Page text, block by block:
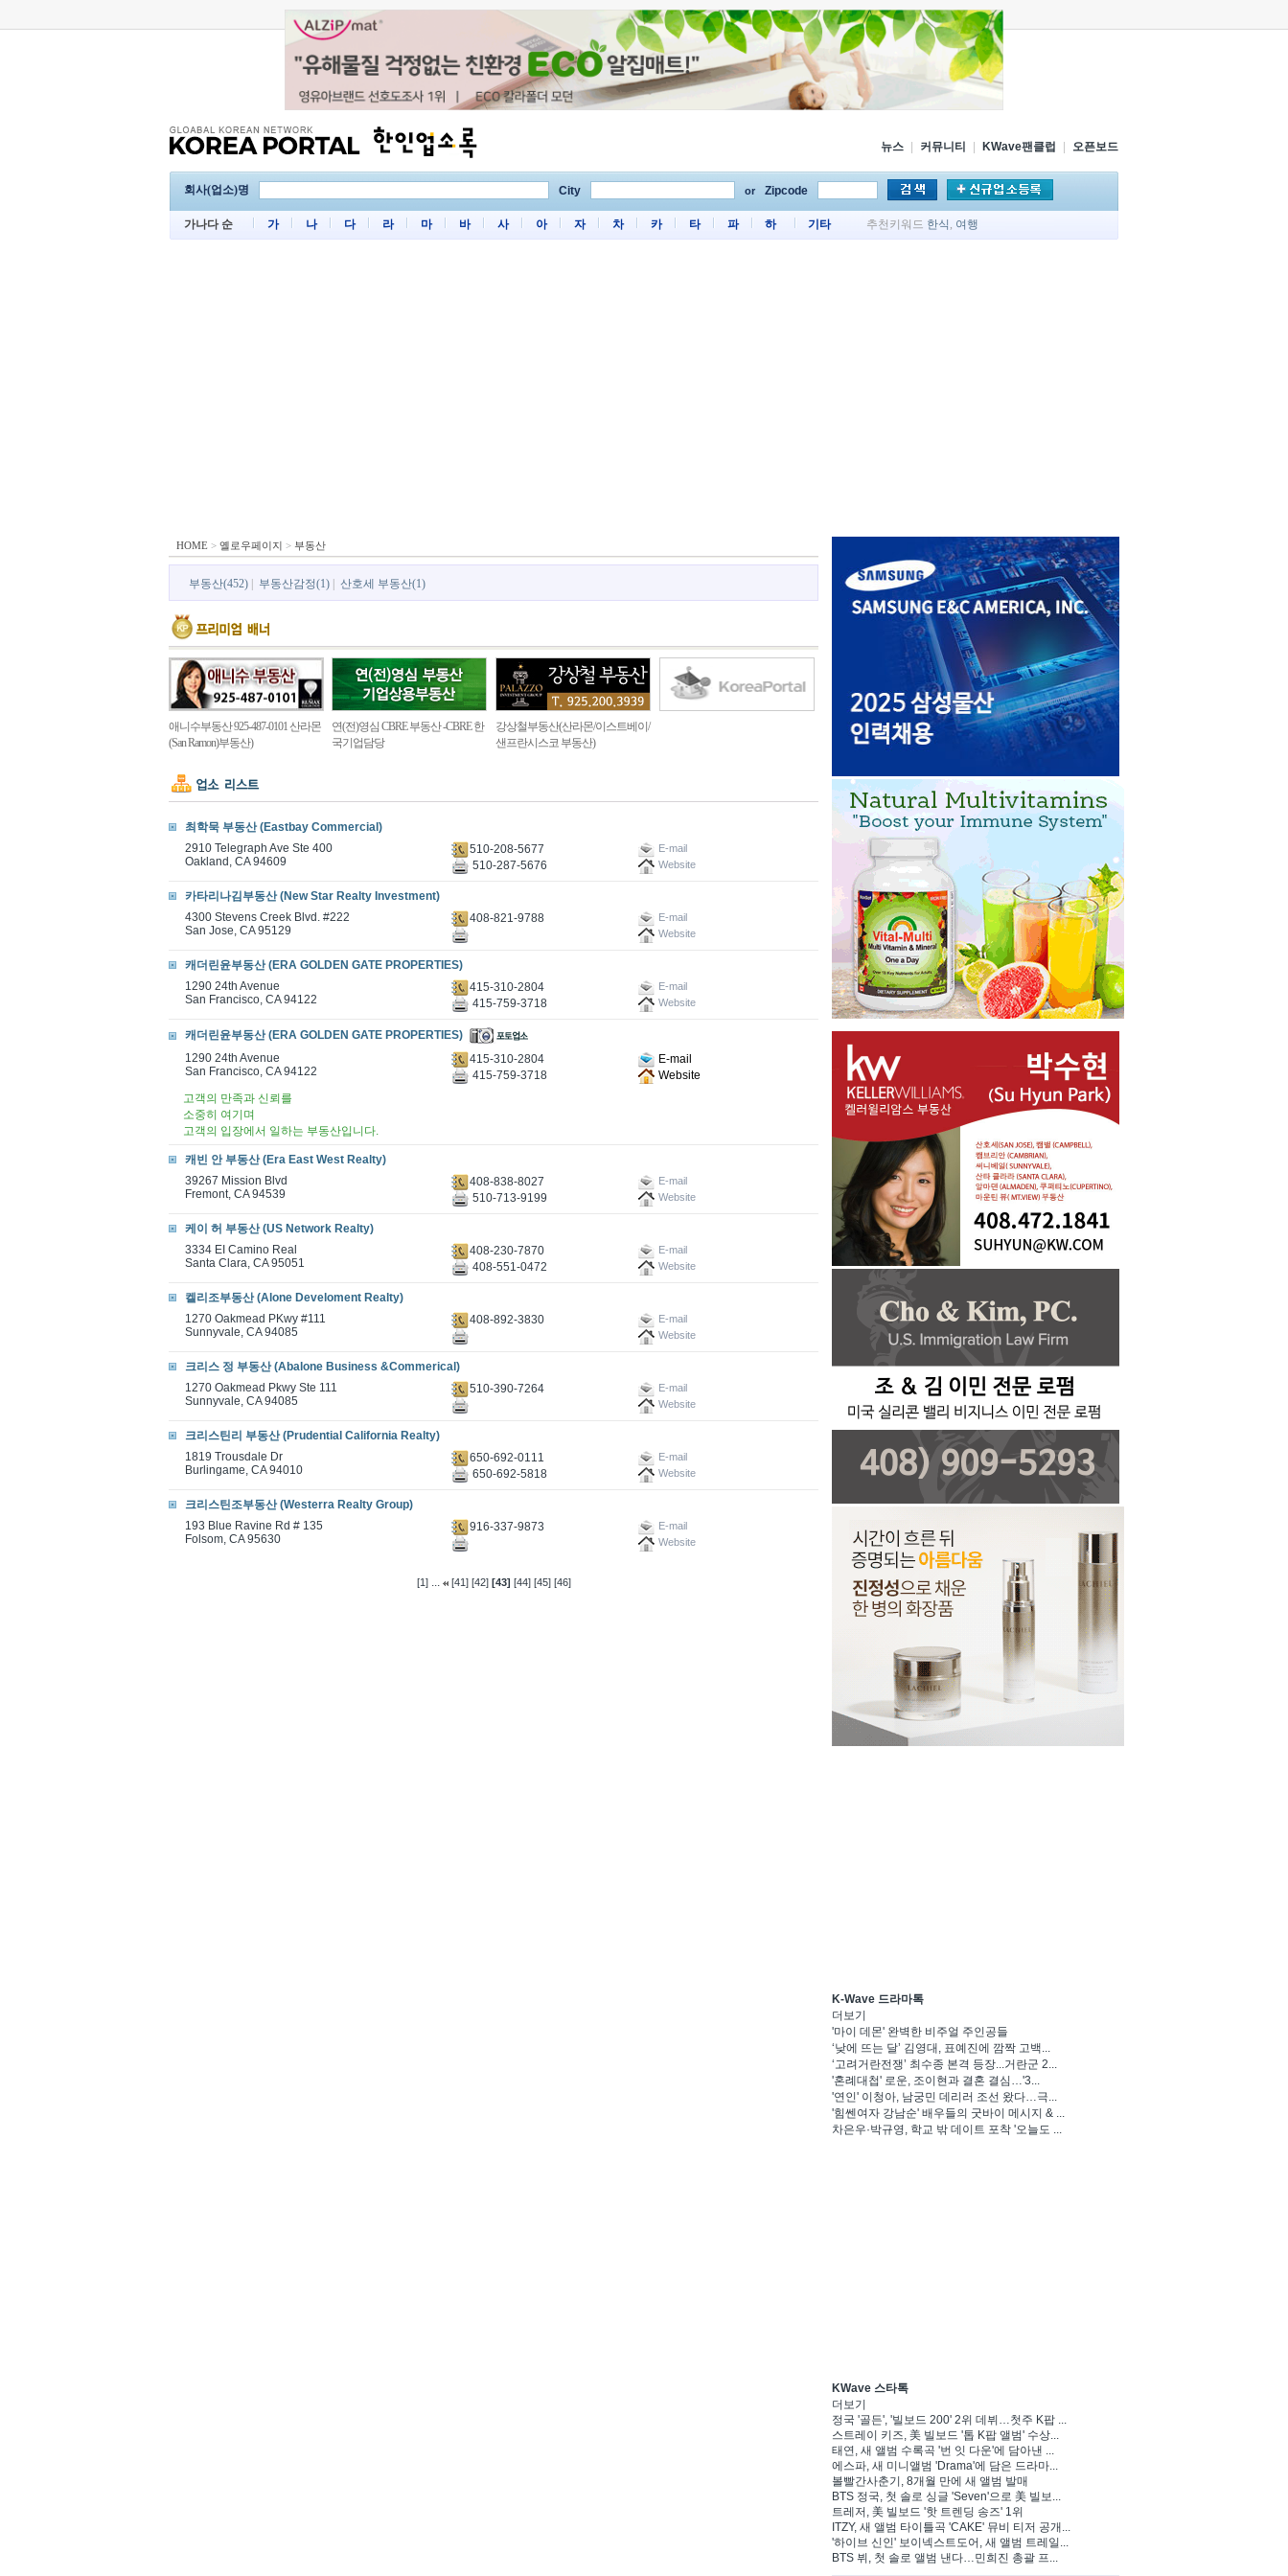
뉴스 커뮤니티 KWave팬클럽 오픈보드
회사(업소)명 City or Zipcode
가나다 순 가 나 다 라 마 바 사 아 자 차 카 타 파 하 기타 추천키워드 한식 , 여행
HOME > 옐로우페이지 > 부동산
부동산(452) 부동산감정(1) 산호세 부동산(1)
애니수부동산 925-487-0101 산라몬
(San Ramon)부동산)
연(전)영심 CBRE 부동산 -CBRE 한
국기업담당
강상철부동산(산라몬/이스트베이/
샌프란시스코 부동산)
최학묵 부동산 (Eastbay Commercial)
2910 Telegraph Ave Ste 400
Oakland, CA 94609
510-208-5677 E-mail
510-287-5676 Website
카타리나김부동산 (New Star Realty Investment)
4300 Stevens Creek Blvd. #222
San Jose, CA 95129
408-821-9788
E-mail
Website
캐더린윤부동산 (ERA GOLDEN GATE PROPERTIES)
1290 24th Avenue
San Francisco, CA 94122
415-310-2804 E-mail
415-759-3718 Website
캐더린윤부동산 (ERA GOLDEN GATE PROPERTIES)
1290 24th Avenue
San Francisco, CA 94122
415-310-2804
E-mail
415-759-3718
Website
고객의 만족과 신뢰를
소중히 여기며
고객의 입장에서 일하는 부동산입니다.
캐빈 안 부동산 (Era East West Realty)
39267 Mission Blvd
Fremont, CA 94539
408-838-8027 E-mail
510-713-9199 Website
케이 허 부동산 (US Network Realty)
3334 EI Camino Real
Santa Clara, CA 95051
408-230-7870 E-mail
408-551-0472 Website
켈리조부동산 (Alone Develoment Realty)
1270 Oakmead PKwy #111
Sunnyvale, CA 94085
408-892-3830
E-mail
Website
크리스 정 부동산 (Abalone Business &Commerical)
1270 Oakmead Pkwy Ste 111
Sunnyvale, CA 94085
510-390-7264
E-mail
Website
크리스틴리 부동산 (Prudential California Realty)
1819 Trousdale Dr
Burlingame, CA 94010
650-692-0111 E-mail
650-692-5818 Website
크리스틴조부동산 (Westerra Realty Group)
193 Blue Ravine Rd # 135
Folsom, CA 95630
916-337-9873
E-mail
Website
[1]... [41] [42] [43] [44] [45] [46]
K-Wave 드라마톡
더보기
'마이 데몬' 완벽한 비주얼 주인공들
‘낮에 뜨는 달’ 김영대, 표예진에 깜짝 고백...
‘고려거란전쟁’ 최수종 본격 등장...거란군 2...
'혼례대첩' 로운, 조이현과 결혼 결심…'3...
'연인' 이청아, 남궁민 데리러 조선 왔다…극...
'힘쎈여자 강남순' 배우들의 굿바이 메시지 & ...
차은우·박규영, 학교 밖 데이트 포착 '오늘도 ...
KWave 스타톡
더보기
정국 '골든', '빌보드 200' 2위 데뷔…첫주 K팝 ...
스트레이 키즈, 美 빌보드 '톱 K팝 앨범' 수상...
태연, 새 앨범 수록곡 '번 잇 다운'에 담아낸 ...
에스파, 새 미니앨범 'Drama'에 담은 드라마...
볼빨간사춘기, 8개월 만에 새 앨범 발매
BTS 정국, 첫 솔로 싱글 'Seven'으로 美 빌보...
트레저, 美 빌보드 '핫 트렌딩 송즈' 1위
ITZY, 새 앨범 타이틀곡 'CAKE' 뮤비 티저 공개...
'하이브 신인' 보이넥스트도어, 새 앨범 트레일...
BTS 뷔, 첫 솔로 앨범 낸다…민희진 총괄 프...